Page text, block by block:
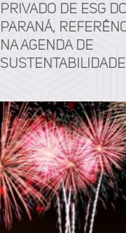
Privado de ESG
Paraná,
na agenda de
sustentabilidade